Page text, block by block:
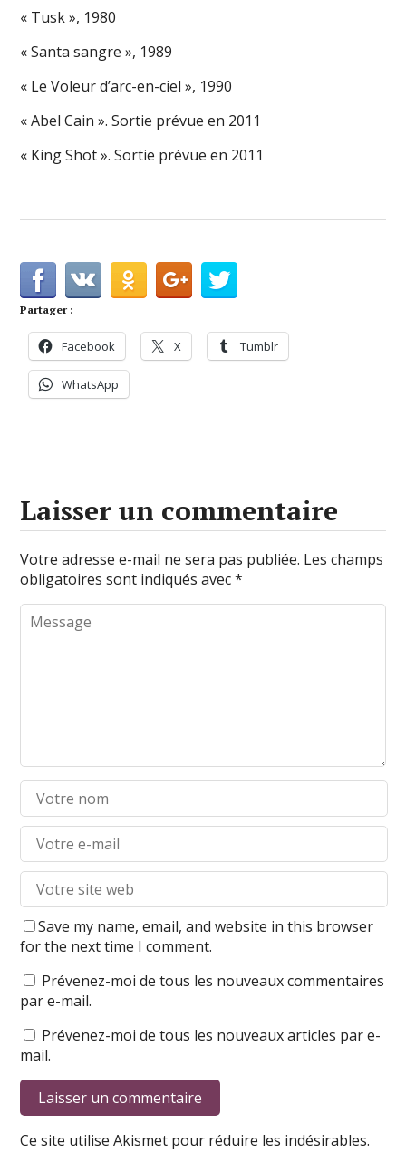
« Tusk », 1980
« Santa sangre », 1989
« Le Voleur d’arc-en-ciel », 1990
« Abel Cain ». Sortie prévue en 2011
« King Shot ». Sortie prévue en 2011
Partager :
Facebook X Tumblr
WhatsApp
Laisser un commentaire
Votre adresse e-mail ne sera pas publiée. Les champs
obligatoires sont indiqués avec*
Save my name, email, and website in this browser
for the next time I comment.
Prévenez-moi de tous les nouveaux commentaires
par e-mail.
Prévenez-moi de tous les nouveaux articles par e-
mail.
Ce site utilise Akismet pour réduire les indésirables.